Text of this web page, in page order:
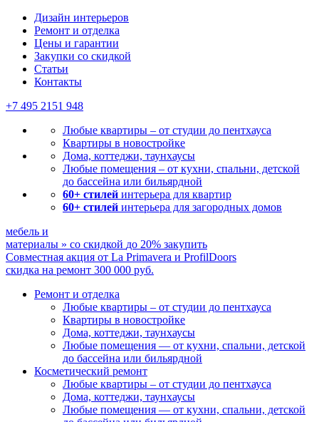
Дизайн интерьеров
Ремонт и отделка
Цены и гарантии
Закупки со скидкой
Статьи
Контакты
+7 495 2151 948
Любые квартиры – от студии до пентхауса
Квартиры в новостройке
Дома, коттеджи, таунхаусы
Любые помещения – от кухни, спальни, детской
до бассейна или бильярдной
60+ стилей интерьера для квартир
60+ стилей интерьера для загородных домов
мебель и
материалы » со скидкой до 20% закупить
Совместная акция от La Primavera и ProfilDoors
скидка на ремонт 300 000 руб.
Ремонт и отделка
Любые квартиры – от студии до пентхауса
Квартиры в новостройке
Дома, коттеджи, таунхаусы
Любые помещения — от кухни, спальни, детской
до бассейна или бильярдной
Косметический ремонт
Любые квартиры – от студии до пентхауса
Дома, коттеджи, таунхаусы
Любые помещения — от кухни, спальни, детской